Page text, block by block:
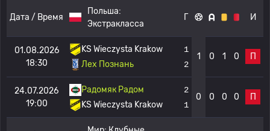
Дата / Время
Польша:
Экстракласса
Г И
01.08.2026
18:30
KS Wieczysta Krakow
Лех Познань
1
2
1 0 1 0 П
24.07.2026
19:00
Радомяк Радом
KS Wieczysta Krakow
2
1
0 0 0 0 П